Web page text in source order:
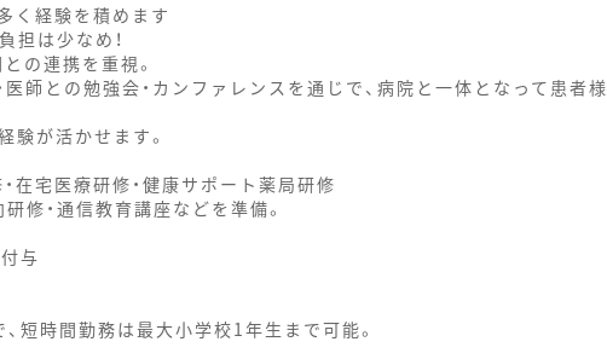
く経験を積めます
は少なめ！
の連携を重視。
医師との勉強会・カンファレンスを通じで、病院と一体となって患者様
験が活かせます。
在宅医療研修・健康サポート薬局研修
修・通信教育講座などを準備。
与
短時間勤務は最大小学校1年生まで可能。